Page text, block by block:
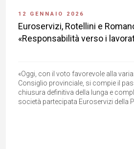
12 GENNAIO 2026
Euroservizi, Rotellini e
«Responsabilità verso i
«Oggi, con il voto favorevole alla
Consiglio provinciale, si compie il
chiusura definitiva della lunga e
società partecipata Euroservizi della